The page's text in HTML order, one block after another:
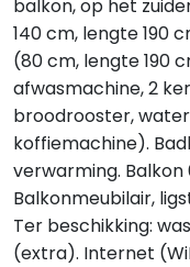
balkon, op het
140 cm, lengte 190
(80 cm, lengte 190
afwasmachine, 2
broodrooster,
koffiemachine).
verwarming. Balkon
Balkonmeubilair,
Ter beschikking:
(extra). Internet